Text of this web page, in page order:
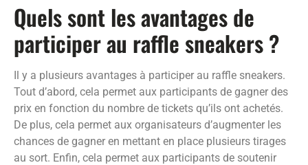
Quels sont les avantages de
participer au raffle sneakers ?
Il y a plusieurs avantages à participer au raffle sneakers.
Tout d’abord, cela permet aux participants de gagner des
prix en fonction du nombre de tickets qu’ils ont achetés.
De plus, cela permet aux organisateurs d’augmenter les
chances de gagner en mettant en place plusieurs tirages
au sort. Enfin, cela permet aux participants de soutenir